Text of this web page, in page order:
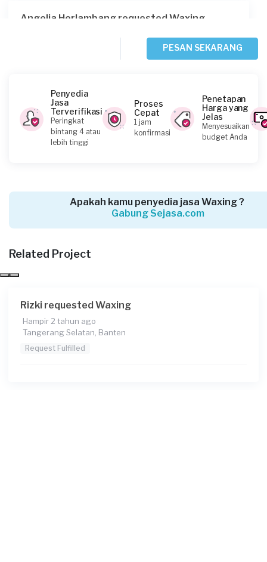
Angelia Herlambang requested Waxing
Welia requested Waxing
Lebih dari 2 tahun yang lalu
Tangerang Selatan, Banten
Tangerang Selatan, Banten
Rania Hawelly requested Waxing
Tangerang Selatan, Banten
PESAN SEKARANG
Penyedia
Jasa
Terverifikasi
Peringkat
bintang 4 atau
lebih tinggi
Proses
Cepat
1 jam
konfirmasi
Penetapan
Harga yang
Jelas
Menyesuaikan
budget Anda
Apakah kamu penyedia jasa Waxing ?
Gabung Sejasa.com
Related Project
Rizki requested Waxing
Hampir 2 tahun ago
Tangerang Selatan, Banten
Request Fulfilled